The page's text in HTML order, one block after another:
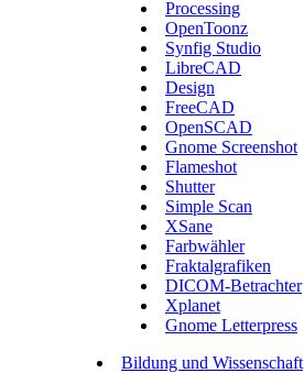
Processing
OpenToonz
Synfig Studio
LibreCAD
Design
FreeCAD
OpenSCAD
Gnome Screenshot
Flameshot
Shutter
Simple Scan
XSane
Farbwähler
Fraktalgrafiken
DICOM-Betrachter
Xplanet
Gnome Letterpress
Bildung und Wissenschaft